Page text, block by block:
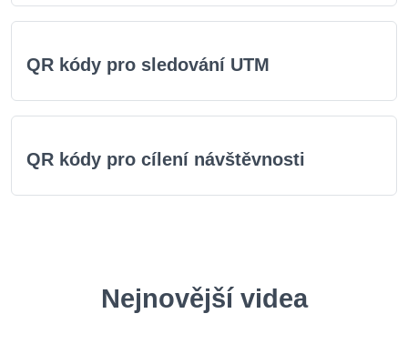
QR kódy pro sledování UTM
QR kódy pro cílení návštěvnosti
Nejnovější videa